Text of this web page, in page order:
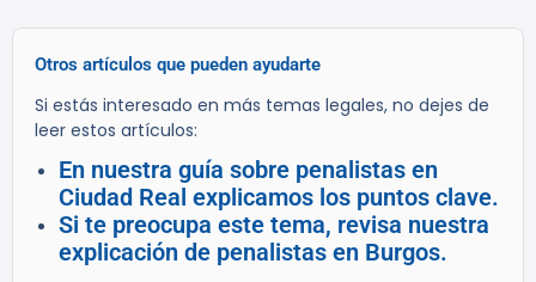
Otros artículos que pueden ayudarte
Si estás interesado en más temas legales, no dejes de
leer estos artículos:
En nuestra guía sobre penalistas en
Ciudad Real explicamos los puntos clave.
Si te preocupa este tema, revisa nuestra
explicación de penalistas en Burgos.